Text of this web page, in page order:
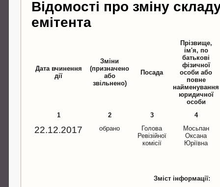
Відомості про зміну
емітента
Дата вчинення
дії
Зміни
(призначено
або
звільнено)
Посада
Прізвище,
ім'я, по
батькові
фізичної
особи або
повне
найменування
юридичної
особи
1
2 3 4
22.12.2017 обрано
Голова
Ревізійної
комісії
Мосьпан
Оксана
Юріївна
Зміст інформації: